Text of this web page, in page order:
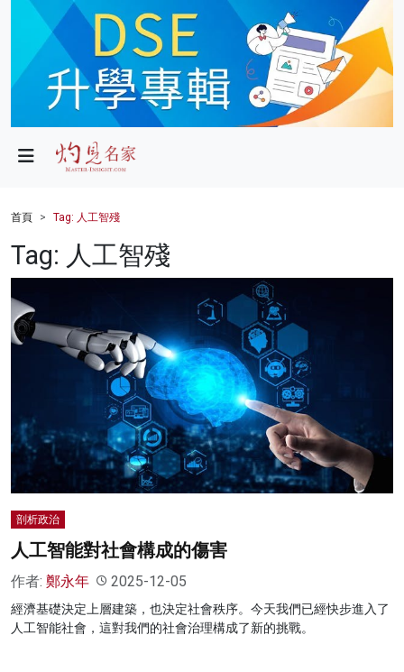
政局
財經
健康
商業
名家榜
灼見活動
首頁 Tag: 人工智殘
Tag: 人工智殘
剖析政治
人工智能對社會構成的傷害
作者: 鄭永年 2025-12-05
經濟基礎決定上層建築，也決定社會秩序。今天我們已經快步進入了
人工智能社會，這對我們的社會治理構成了新的挑戰。